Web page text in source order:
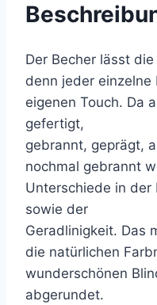
Der Becher lässt
denn jeder einzelne
eigenen Touch. Da
gefertigt,
gebrannt, geprägt,
nochmal gebrannt
Unterschiede in der
sowie der
Geradlinigkeit. Das
die natürlichen
wunderschönen
abgerundet.